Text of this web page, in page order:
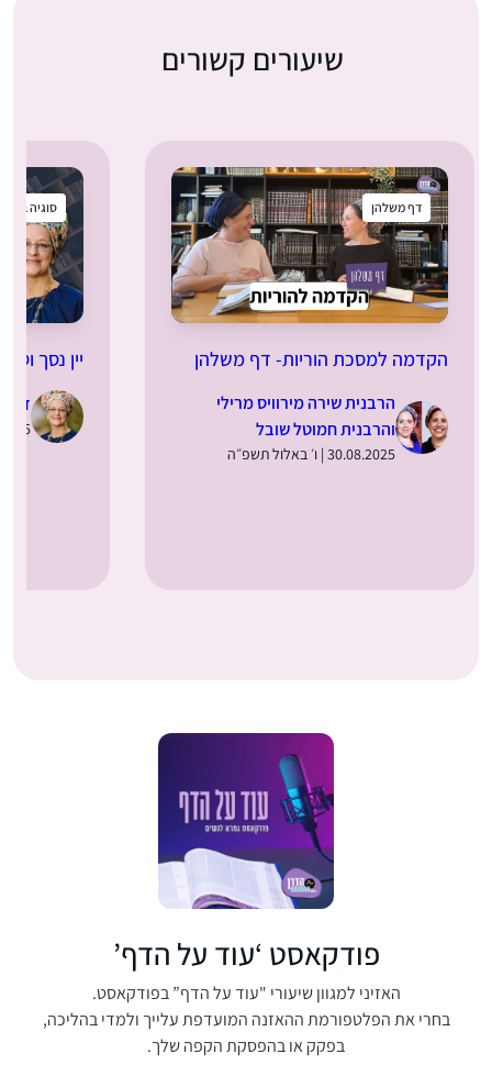
שיעורים קשורים
דף משלהן
הקדמה למסכת הוריות- דף משלהן
הרבנית שירה מירוויס מרילי
והרבנית חמוטל שובל
30.08.2025 | ו׳ באלול תשפ״ה
סוגיה
יין נסך
ד”ר
28.08.2025
פודקאסט ‘עוד על הדף’
האזיני למגוון שיעורי "עוד על הדף” בפודקאסט.
בחרי את הפלטפורמת ההאזנה המועדפת עלייך ולמדי בהליכה,
בפקק או בהפסקת הקפה שלך.